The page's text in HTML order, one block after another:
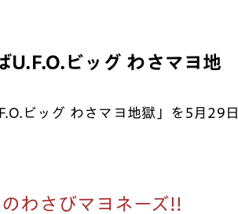
U.F.O.ビッグ わさマヨ地
ビッグ わさマヨ地獄」を5月29日
わさびマヨネーズ!!